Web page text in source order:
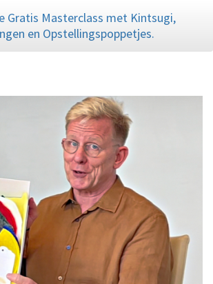
Gratis Masterclass met Kintsugi,
en Opstellingspoppetjes.